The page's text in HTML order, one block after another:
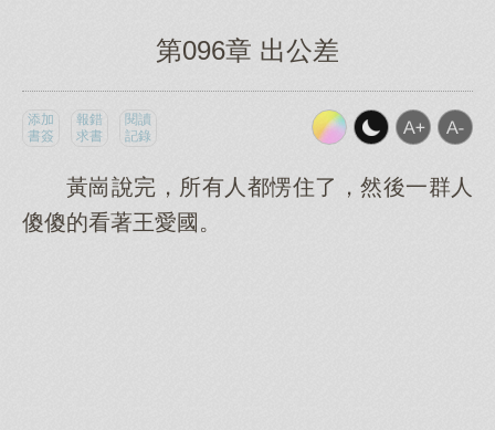
第096章 出公差
添加
書簽
報錯
求書
閱讀
記錄
黃崗說完，所有人都愣住了，然後一群人
傻傻的看著王愛國。